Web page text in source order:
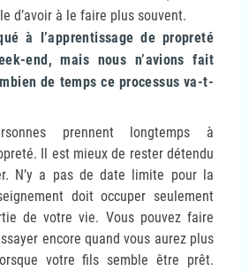
d’avoir à le faire plus souvent.
à l’apprentissage de propreté
end, mais nous n’avions fait
de temps ce processus va-t-
prennent longtemps à
Il est mieux de rester détendu
N’y a pas de date limite pour la
doit occuper seulement
de votre vie. Vous pouvez faire
encore quand vous aurez plus
votre fils semble être prêt.